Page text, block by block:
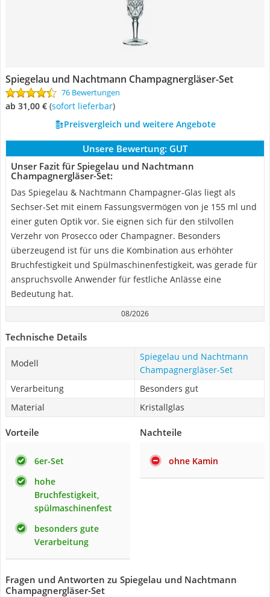
Spiegelau und Nachtmann Champagnergläser-Set
76 Bewertungen
ab 31,00 € ( Sofort lieferbar)
Preisvergleich und weitere Angebote
Unsere Bewertung: GUT
Unser Fazit für Spiegelau und Nachtmann
Champagnergläser-Set:
Das Spiegelau & Nachtmann Champagner-Glas liegt als
Sechser-Set mit einem Fassungsvermögen von je 155 ml und
einer guten Optik vor. Sie eignen sich für den stilvollen
Verzehr von Prosecco oder Champagner. Besonders
überzeugend ist für uns die Kombination aus erhöhter
Bruchfestigkeit und Spülmaschinenfestigkeit, was gerade für
anspruchsvolle Anwender für festliche Anlässe eine
Bedeutung hat.
08/2026
Technische Details
Modell
Spiegelau und Nachtmann
Champagnergläser-Set
Verarbeitung
Besonders gut
Material
Kristallglas
Vorteile
6er-Set
hohe
Bruchfestigkeit,
spülmaschinenfest
besonders gute
Verarbeitung
Nachteile
ohne Kamin
Fragen und Antworten zu Spiegelau und Nachtmann
Champagnergläser-Set